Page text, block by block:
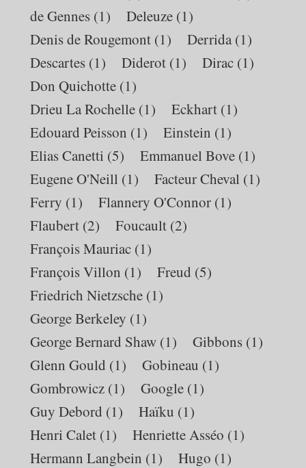
de Gennes (1) Deleuze (1)
Denis de Rougemont (1) Derrida (1)
Descartes (1) Diderot (1) Dirac (1)
Don Quichotte (1)
Drieu La Rochelle (1) Eckhart (1)
Edouard Peisson (1) Einstein (1)
Elias Canetti (5) Emmanuel Bove (1)
Eugene O'Neill (1) Facteur Cheval (1)
Ferry (1) Flannery O'Connor (1)
Flaubert (2) Foucault (2)
François Mauriac (1)
François Villon (1) Freud (5)
Friedrich Nietzsche (1)
George Berkeley (1)
George Bernard Shaw (1) Gibbons (1)
Glenn Gould (1) Gobineau (1)
Gombrowicz (1) Google (1)
Guy Debord (1) Haïku (1)
Henri Calet (1) Henriette Asséo (1)
Hermann Langbein (1) Hugo (1)